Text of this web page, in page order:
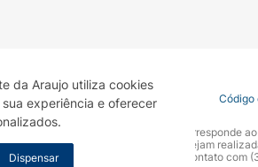
da Araujo utiliza cookies
experiência e oferecer
Dispensar
Portal da Privacidade Covid-19 Código
S/A informa que o seu site oficial corresponde
segurança recomendamos que não sejam
caso de dúvidas, gentileza entrar em contato com